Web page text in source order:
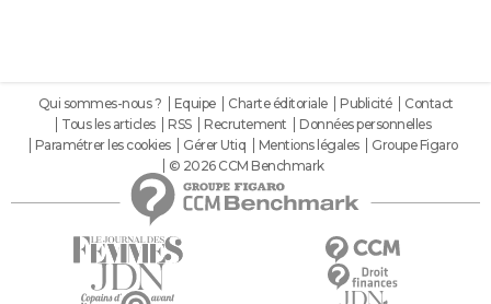
Qui sommes-nous ? Equipe Charte éditoriale Publicité
Contact
Tous les articles
RSS Recrutement
Données personnelles
Paramétrer les cookies
Gérer Utiq Mentions légales
Groupe Figaro
© 2026 CCM Benchmark